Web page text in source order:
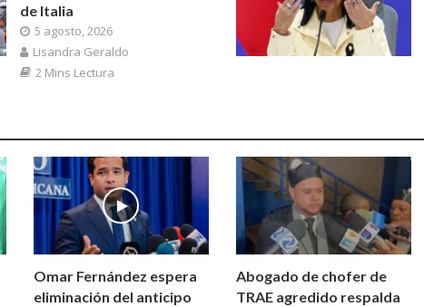
de Italia
5 agosto, 2026
Lisandra Geraldo
2 Mins Lectura
Omar Fernández espera
eliminación del anticipo
Abogado de chofer de
TRAE agredido respalda